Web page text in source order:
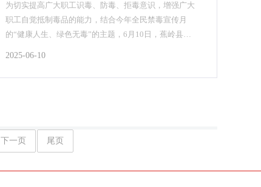
为切实提高广大职工识毒、防毒、拒毒意识，增强广大
职工自觉抵制毒品的能力，结合今年全民禁毒宣传月
的“健康人生、绿色无毒”的主题，6月10日，蕉岭县禁
2025-06-10
下一页 尾页